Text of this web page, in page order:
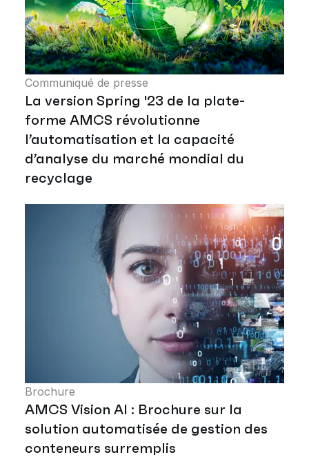
Communiqué de presse
La version Spring '23 de la plate-
forme AMCS révolutionne
l’automatisation et la capacité
d’analyse du marché mondial du
recyclage
Brochure
AMCS Vision AI : Brochure sur la
solution automatisée de gestion des
conteneurs surremplis